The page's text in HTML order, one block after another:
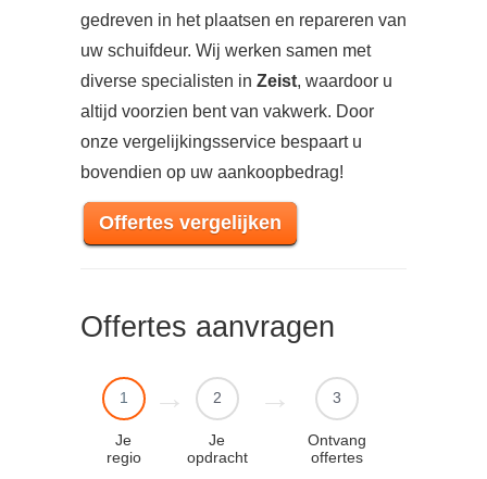
gedreven in het plaatsen en repareren van
uw schuifdeur. Wij werken samen met
diverse specialisten in Zeist, waardoor u
altijd voorzien bent van vakwerk. Door
onze vergelijkingsservice bespaart u
bovendien op uw aankoopbedrag!
Offertes vergelijken
Offertes aanvragen
1
Je
regio
2
Je
opdracht
3
Ontvang
offertes